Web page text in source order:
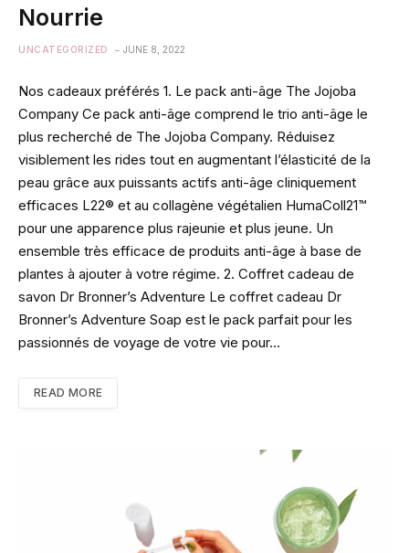
Nourrie
UNCATEGORIZED JUNE 8, 2022
Nos cadeaux préférés 1. Le pack anti-âge The Jojoba
Company Ce pack anti-âge comprend le trio anti-âge le
plus recherché de The Jojoba Company. Réduisez
visiblement les rides tout en augmentant l’élasticité de la
peau grâce aux puissants actifs anti-âge cliniquement
efficaces L22® et au collagène végétalien HumaColl21™
pour une apparence plus rajeunie et plus jeune. Un
ensemble très efficace de produits anti-âge à base de
plantes à ajouter à votre régime. 2. Coffret cadeau de
savon Dr Bronner’s Adventure Le coffret cadeau Dr
Bronner’s Adventure Soap est le pack parfait pour les
passionnés de voyage de votre vie pour…
READ MORE